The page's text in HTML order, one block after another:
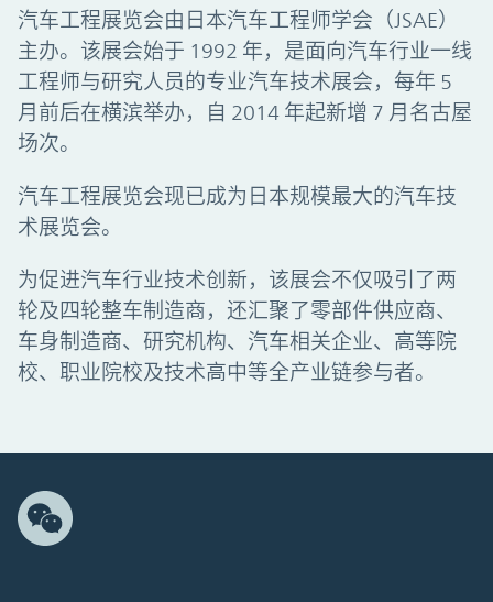
汽车工程展览会由日本汽车工程师学会（JSAE）
主办。该展会始于 1992 年，是面向汽车行业一线
工程师与研究人员的专业汽车技术展会，每年 5
月前后在横滨举办，自 2014 年起新增 7 月名古屋
场次。
汽车工程展览会现已成为日本规模最大的汽车技
术展览会。
为促进汽车行业技术创新，该展会不仅吸引了两
轮及四轮整车制造商，还汇聚了零部件供应商、
车身制造商、研究机构、汽车相关企业、高等院
校、职业院校及技术高中等全产业链参与者。